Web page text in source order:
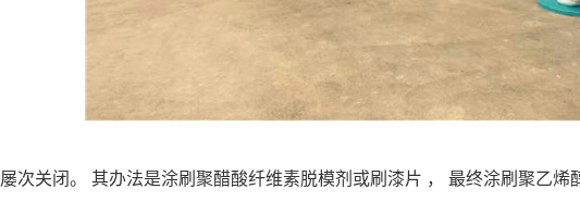
次关闭。 其办法是涂刷聚醋酸纤维素脱模剂或刷漆片 ， 最终涂刷聚乙